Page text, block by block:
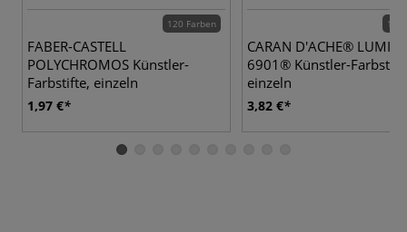
120 Farben
FABER-CASTELL
POLYCHROMOS Künstler-
Farbstifte, einzeln
1,97 €
100
CARAN D'ACHE®
6901® Künstler-
einzeln
3,82 €